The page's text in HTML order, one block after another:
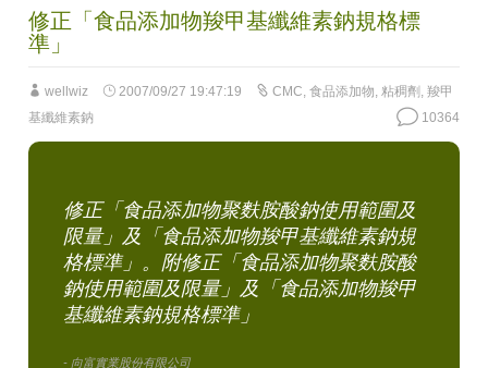
修正「食品添加物羧甲基纖維素鈉規格標
準」
wellwiz 2007/09/27 19:47:19 CMC, 食品添加物, 粘稠劑 , 羧甲
基纖維素鈉
10364
修正「食品添加物聚麩胺酸鈉使用範圍及
限量」及「食品添加物羧甲基纖維素鈉規
格標準」。附修正「食品添加物聚麩胺酸
鈉使用範圍及限量」及「食品添加物羧甲
基纖維素鈉規格標準」
- 向富實業股份有限公司